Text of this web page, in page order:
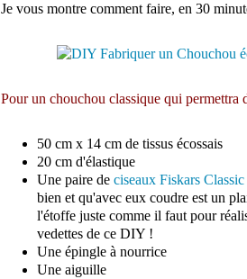
Je vous montre comment faire, en 30
Pour un chouchou classique qui permettra
50 cm x 14 cm de tissus écossais
20 cm d'élastique
Une paire de ciseaux Fiskars
bien et qu'avec eux coudre est un
l'étoffe juste comme il faut pour
vedettes de ce DIY !
Une épingle à nourrice
Une aiguille